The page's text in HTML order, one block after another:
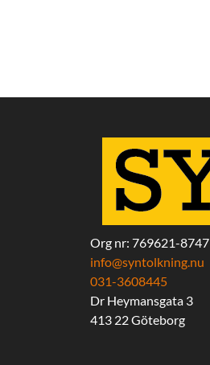
Org nr: 769621-8747
info@syntolkning.nu
031-3608445
Dr Heymansgata 3
413 22 Göteborg